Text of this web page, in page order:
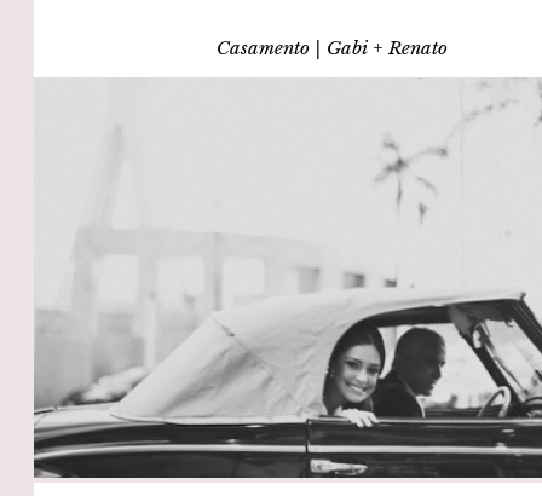
Casamento | Gabi + Renato